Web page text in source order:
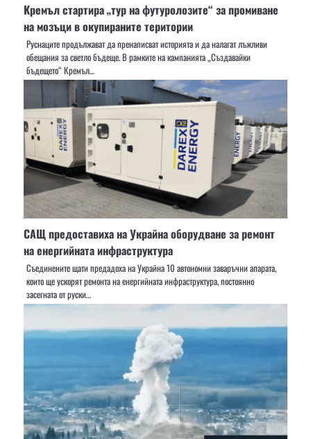
Кремъл стартира „тур на футуролозите“ за промиване
на мозъци в окупираните територии
Руснаците продължават да пренаписват историята и да налагат лъжливи
обещания за светло бъдеще. В рамките на кампанията „Създавайки
бъдещето“ Кремъл…
САЩ предоставиха на Украйна оборудване за ремонт
на енергийната инфраструктура
Съединените щати предадоха на Украйна 10 автономни заваръчни апарата,
които ще ускорят ремонта на енергийната инфраструктура, постоянно
засегната от руски…